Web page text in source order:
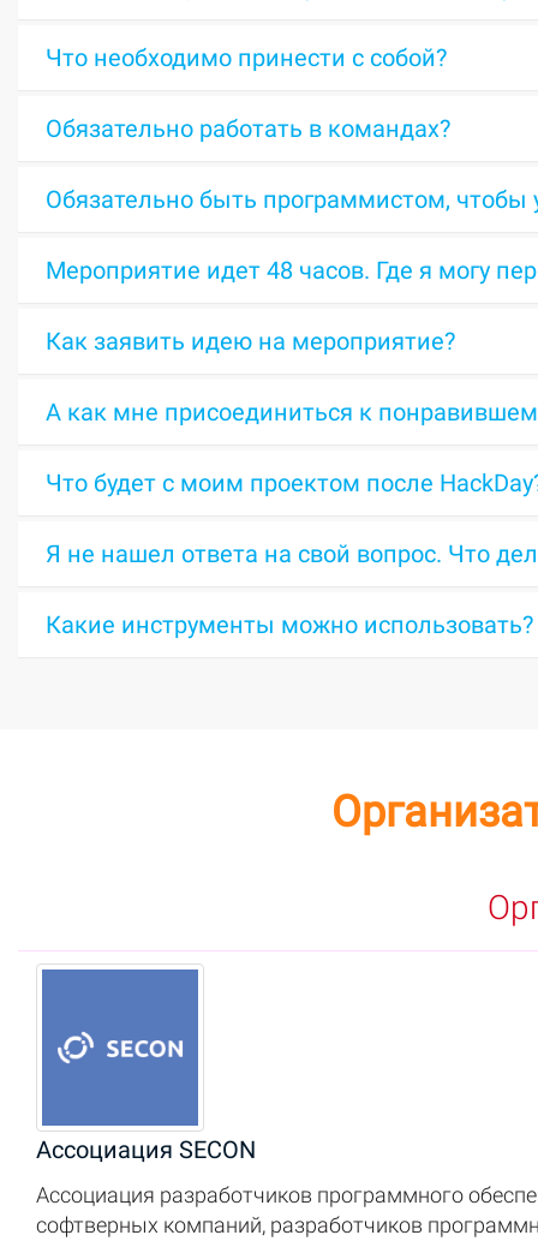
Что необходимо принести с собой?
Обязательно работать в командах?
Обязательно быть программистом, чтобы
Мероприятие идет 48 часов. Где я могу
Как заявить идею на мероприятие?
А как мне присоединиться к
Что будет с моим проектом после
Я не нашел ответа на свой вопрос. Что
Какие инструменты можно использовать?
Ассоциация SECON
Ассоциация разработчиков программного
софтверных компаний, разработчиков